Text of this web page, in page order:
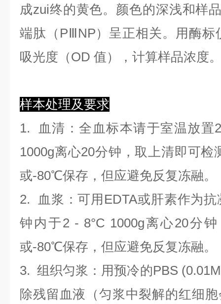
成zui终的黄色。颜色的深浅和样
端肽（PⅢNP）呈正相关。用酶标
吸光度（OD 值），计算样品浓度
样本处理及要求
1.
血清 ：全血标本请于室温放
1000g离心20分钟，取上清即可
或-80℃保存，但应避免反复冻融。
2.
血浆 ：可用EDTA或肝素作为
钟内于2 - 8°C 1000g离心20分
或-80℃保存，但应避免反复冻融。
3.组织匀浆 ：用预冷的PBS
除残留血液（匀浆中裂解的红细